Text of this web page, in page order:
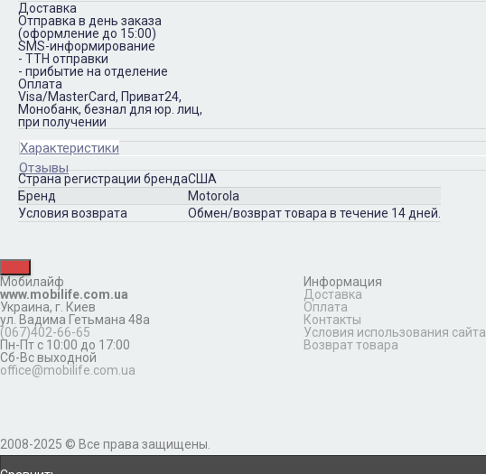
Доставка
Отправка в день заказа
(оформление до 15:00)
SMS-информирование
- ТТН отправки
- прибытие на отделение
Оплата
Visa/MasterCard, Приват24,
Монобанк, безнал для юр. лиц,
при получении
Характеристики
Отзывы
Страна регистрации брендаСША
Бренд
Motorola
Условия возврата
Обмен/возврат товара в течение 14 дней.
Мобилайф
www.mobilife.com.ua
Украина, г. Киев
ул. Вадима Гетьмана 48а
(067)402-66-65
Пн-Пт с 10:00 до 17:00
Сб-Вс выходной
office@mobilife.com.ua
Информация
Доставка
Оплата
Контакты
Условия использования сайта
Возврат товара
2008-2025 © Все права защищены.